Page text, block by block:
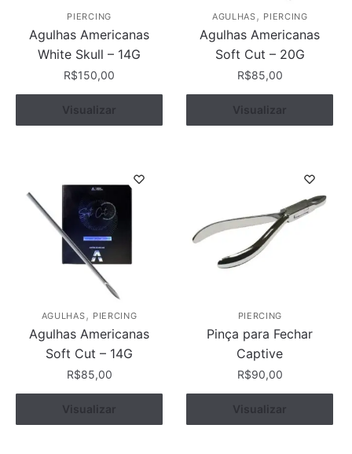
PIERCING
Agulhas Americanas
White Skull – 14G
R$150,00
Comprar
Visualizar
AGULHAS, PIERCING
Agulhas Americanas
Soft Cut – 20G
R$85,00
Comprar
Visualizar
AGULHAS, PIERCING
Agulhas Americanas
Soft Cut – 14G
R$85,00
Comprar
Visualizar
PIERCING
Pinça para Fechar
Captive
R$90,00
Comprar
Visualizar